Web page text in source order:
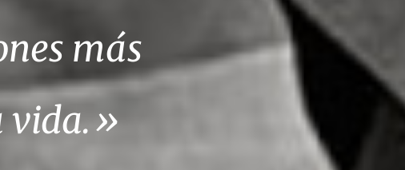
más
vida.»